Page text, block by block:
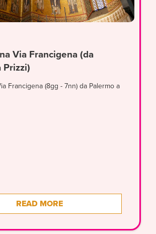
Via Francigena (da
Prizzi)
Francigena (8gg - 7nn) da Palermo a
READ MORE